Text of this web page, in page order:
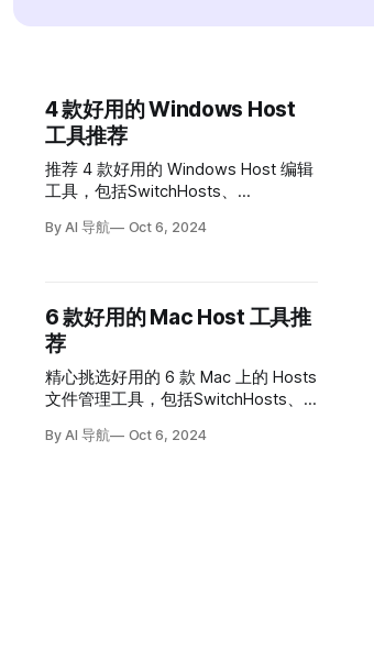
4 款好用的 Windows Host
工具推荐
推荐 4 款好用的 Windows Host 编辑
工具，包括SwitchHosts、
HostEditor。
By AI 导航 Oct 6, 2024
6 款好用的 Mac Host 工具推
荐
精心挑选好用的 6 款 Mac 上的 Hosts
文件管理工具，包括SwitchHosts、
Hostman、Hosts.prefPane和
By AI 导航 Oct 6, 2024